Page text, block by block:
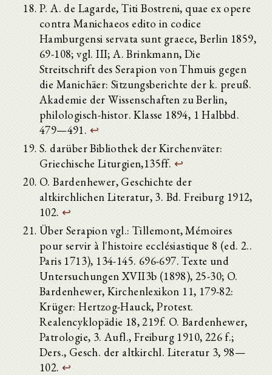
P. A. de Lagarde, Titi Bostreni, quae ex opere
contra Manichaeos edito in codice
Hamburgensi servata sunt graece, Berlin 1859,
69-108; vgl. III; A. Brinkmann, Die
Streitschrift des Serapion von Thmuis gegen
die Manichäer: Sitzungsberichte der k. preuß.
Akademie der Wissenschaften zu Berlin,
philologisch-histor. Klasse 1894, 1 Halbbd.
479—491. ↩
S. darüber Bibliothek der Kirchenväter:
Griechische Liturgien,135ff. ↩
O. Bardenhewer, Geschichte der
altkirchlichen Literatur, 3. Bd. Freiburg 1912,
102. ↩
Über Serapion vgl.: Tillemont, Mémoires
pour servir à l'histoire ecclésiastique 8 (ed. 2..
Paris 1713), 134-145. 696-697. Texte und
Untersuchungen XVII3b (1898), 25-30; O.
Bardenhewer, Kirchenlexikon 11, 179-82:
Krüger: Hertzog-Hauck, Protest.
Realencyklopädie 18, 219f. O. Bardenhewer,
Patrologie, 3. Aufl., Freiburg 1910, 226 f.;
Ders., Gesch. der altkirchl. Literatur 3, 98—
102. ↩